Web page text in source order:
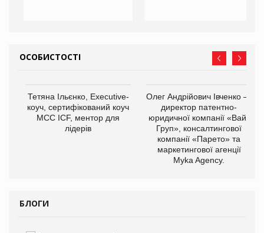
ОСОБИСТОСТІ
Тетяна Ільєнко, Executive-
коуч, сертифікований коуч
МСС ICF, ментор для
лідерів
Олег Андрійович Івченко —
директор патентно-
юридичної компанії «Вайз
Груп», консалтингової
компанії «Парето» та
маркетингової агенції
Myka Agency.
БЛОГИ